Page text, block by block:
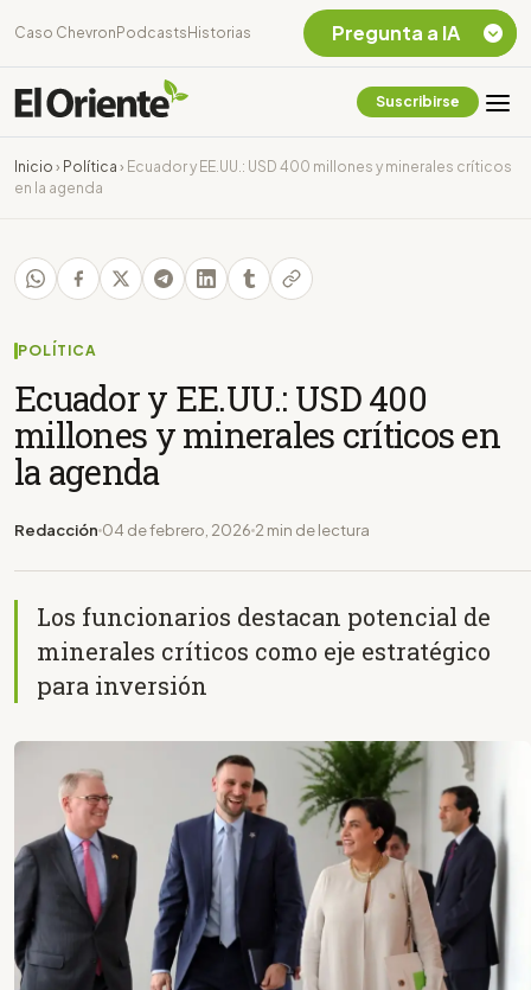
Caso Chevron Podcasts Historias
Suscribirse
Inicio › Política › Ecuador y EE.UU.: USD 400 millones y minerales críticos
en la agenda
POLÍTICA
Ecuador y EE.UU.: USD 400
millones y minerales críticos en
la agenda
Redacción 04 de febrero, 2026 2 min de lectura
Los funcionarios destacan potencial de
minerales críticos como eje estratégico
para inversión
Pregunta a IA
Chevron Ecuador